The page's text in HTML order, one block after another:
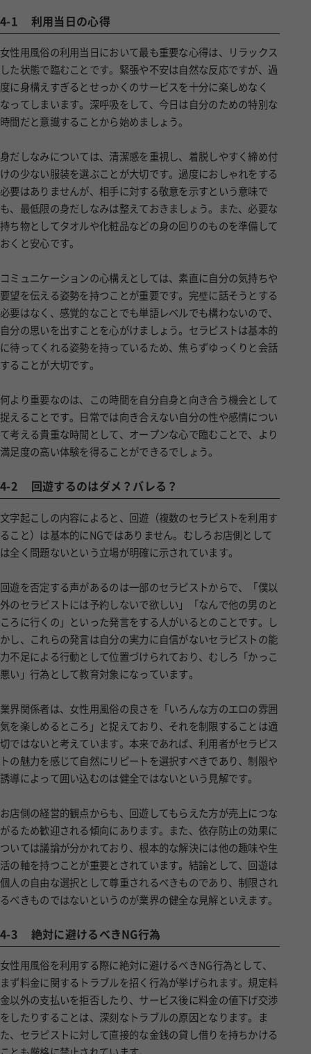
4-1 利用当日の心得
女性用風俗の利用当日において最も重要な心得は、リラックス
した状態で臨むことです。緊張や不安は自然な反応ですが、過
度に身構えすぎるとせっかくのサービスを十分に楽しめなく
なってしまいます。深呼吸をして、今日は自分のための特別な
時間だと意識することから始めましょう。
身だしなみについては、清潔感を重視し、着脱しやすく締め付
けの少ない服装を選ぶことが大切です。過度におしゃれをする
必要はありませんが、相手に対する敬意を示すという意味で
も、最低限の身だしなみは整えておきましょう。また、必要な
持ち物としてタオルや化粧品などの身の回りのものを準備して
おくと安心です。
コミュニケーションの心構えとしては、素直に自分の気持ちや
要望を伝える姿勢を持つことが重要です。完璧に話そうとする
必要はなく、感覚的なことでも単語レベルでも構わないので、
自分の思いを出すことを心がけましょう。セラピストは基本的
に待ってくれる姿勢を持っているため、焦らずゆっくりと会話
することが大切です。
何より重要なのは、この時間を自分自身と向き合う機会として
捉えることです。日常では向き合えない自分の性や感情につい
て考える貴重な時間として、オープンな心で臨むことで、より
満足度の高い体験を得ることができるでしょう。
4-2 回遊するのはダメ？バレる？
文字起こしの内容によると、回遊（複数のセラピストを利用す
ること）は基本的にNGではありません。むしろお店側として
は全く問題ないという立場が明確に示されています。
回遊を否定する声があるのは一部のセラピストからで、「僕以
外のセラピストには予約しないで欲しい」「なんで他の男のと
ころに行くの」といった発言をする人がいるとのことです。し
かし、これらの発言は自分の実力に自信がないセラピストの能
力不足による行動として位置づけられており、むしろ「かっこ
悪い」行為として教育対象になっています。
業界関係者は、女性用風俗の良さを「いろんな方のエロの雰囲
気を楽しめるところ」と捉えており、それを制限することは適
切ではないと考えています。本来であれば、利用者がセラピス
トの魅力を感じて自然にリピートを選択すべきであり、制限や
誘導によって囲い込むのは健全ではないという見解です。
お店側の経営的観点からも、回遊してもらえた方が売上につな
がるため歓迎される傾向にあります。また、依存防止の効果に
ついては議論が分かれており、根本的な解決には他の趣味や生
活の軸を持つことが重要とされています。結論として、回遊は
個人の自由な選択として尊重されるべきものであり、制限され
るべきものではないというのが業界の健全な見解といえます。
4-3 絶対に避けるべきNG行為
女性用風俗を利用する際に絶対に避けるべきNG行為として、
まず料金に関するトラブルを招く行為が挙げられます。規定料
金以外の支払いを拒否したり、サービス後に料金の値下げ交渉
をしたりすることは、深刻なトラブルの原因となります。ま
た、セラピストに対して直接的な金銭の貸し借りを持ちかける